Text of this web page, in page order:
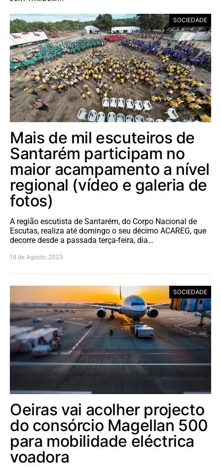
SOCIEDADE
Mais de mil escuteiros de
Santarém participam no
maior acampamento a nível
regional (vídeo e galeria de
fotos)
A região escutista de Santarém, do Corpo Nacional de
Escutas, realiza até domingo o seu décimo ACAREG, que
decorre desde a passada terça-feira, dia…
18 de Agosto, 2023
SOCIEDADE
Oeiras vai acolher projecto
do consórcio Magellan 500
para mobilidade eléctrica
voadora